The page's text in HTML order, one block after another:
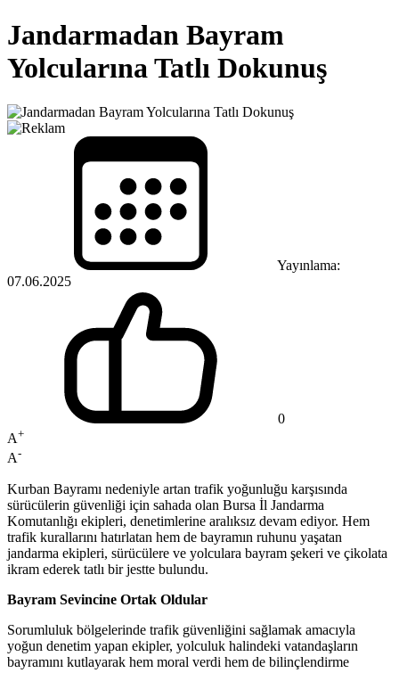
Jandarmadan Bayram
Yolcularına Tatlı Dokunuş
Yayınlama:
07.06.2025
0
A+
A-
Kurban Bayramı nedeniyle artan trafik yoğunluğu karşısında
sürücülerin güvenliği için sahada olan Bursa İl Jandarma
Komutanlığı ekipleri, denetimlerine aralıksız devam ediyor. Hem
trafik kurallarını hatırlatan hem de bayramın ruhunu yaşatan
jandarma ekipleri, sürücülere ve yolculara bayram şekeri ve çikolata
ikram ederek tatlı bir jestte bulundu.
Bayram Sevincine Ortak Oldular
Sorumluluk bölgelerinde trafik güvenliğini sağlamak amacıyla
yoğun denetim yapan ekipler, yolculuk halindeki vatandaşların
bayramını kutlayarak hem moral verdi hem de bilinçlendirme